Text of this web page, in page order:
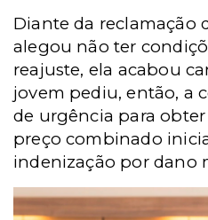
Diante da reclamação
alegou não ter
reajuste, ela acabou
jovem pediu, então, a
de urgência para
preço combinado
indenização por dano